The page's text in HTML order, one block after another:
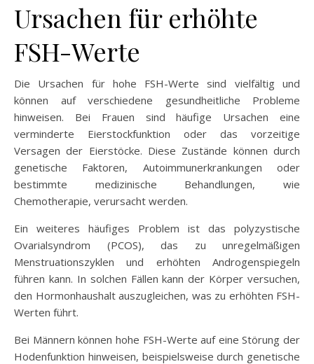
Ursachen für erhöhte
FSH-Werte
Die Ursachen für hohe FSH-Werte sind vielfältig und
können auf verschiedene gesundheitliche Probleme
hinweisen. Bei Frauen sind häufige Ursachen eine
verminderte Eierstockfunktion oder das vorzeitige
Versagen der Eierstöcke. Diese Zustände können durch
genetische Faktoren, Autoimmunerkrankungen oder
bestimmte medizinische Behandlungen, wie
Chemotherapie, verursacht werden.
Ein weiteres häufiges Problem ist das polyzystische
Ovarialsyndrom (PCOS), das zu unregelmäßigen
Menstruationszyklen und erhöhten Androgenspiegeln
führen kann. In solchen Fällen kann der Körper versuchen,
den Hormonhaushalt auszugleichen, was zu erhöhten FSH-
Werten führt.
Bei Männern können hohe FSH-Werte auf eine Störung der
Hodenfunktion hinweisen, beispielsweise durch genetische